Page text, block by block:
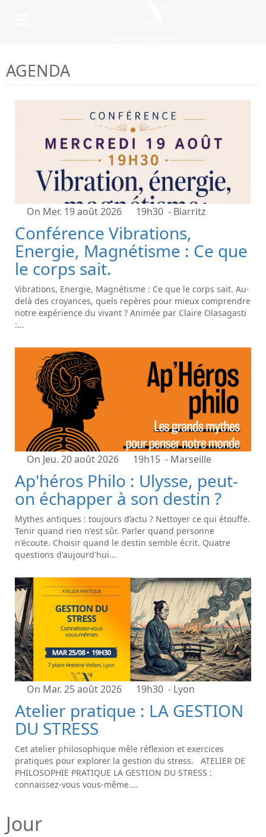
AGENDA
On Mer. 19 août 2026 19h30 - Biarritz
Conférence Vibrations,
Energie, Magnétisme : Ce que
le corps sait.
Vibrations, Energie, Magnétisme : Ce que le corps sait. Au-
delà des croyances, quels repères pour mieux comprendre
notre expérience du vivant ? Animée par Claire Olasagasti
:...
On Jeu. 20 août 2026 19h15 - Marseille
Ap'héros Philo : Ulysse, peut-
on échapper à son destin ?
Mythes antiques : toujours d’actu ? Nettoyer ce qui étouffe.
Tenir quand rien n'est sûr. Parler quand personne
n'écoute. Choisir quand le destin semble écrit. Quatre
questions d'aujourd'hui...
On Mar. 25 août 2026 19h30 - Lyon
Atelier pratique : LA GESTION
DU STRESS
Cet atelier philosophique mêle réflexion et exercices
pratiques pour explorer la gestion du stress. ATELIER DE
PHILOSOPHIE PRATIQUE LA GESTION DU STRESS :
connaissez-vous vous-même....
Jour